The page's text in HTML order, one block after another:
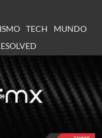
TECH
MUNDO